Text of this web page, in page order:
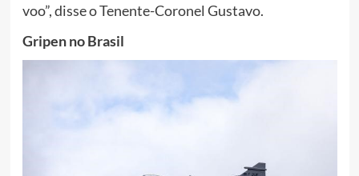
voo”, disse o Tenente-Coronel Gustavo.
Gripen no Brasil